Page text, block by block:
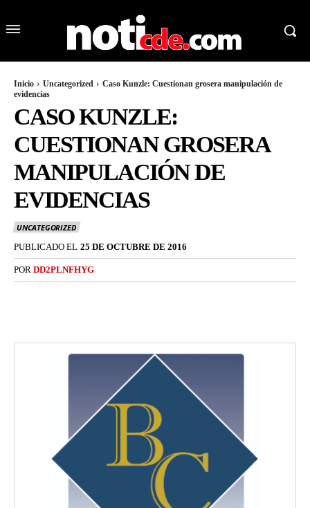
Inicio Uncategorized
Caso Kunzle: Cuestionan grosera manipulación de
evidencias
CASO KUNZLE:
CUESTIONAN GROSERA
MANIPULACIÓN DE
EVIDENCIAS
UNCATEGORIZED
PUBLICADO EL 25 DE OCTUBRE DE 2016
POR DD2PLNFHYG